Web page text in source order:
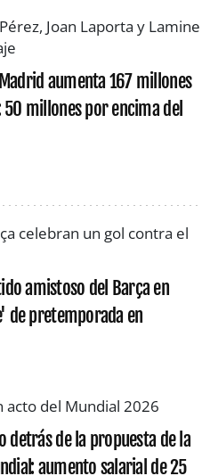
aumenta 167 millones
millones por encima del
amistoso del Barça en
de pretemporada en
detrás de la propuesta de la
aumento salarial de 25